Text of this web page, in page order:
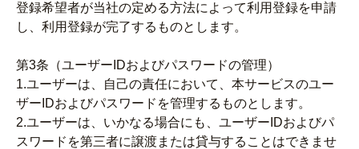
登録希望者が当社の定める方法によって利用登録を申請
し、利用登録が完了するものとします。
第3条（ユーザーIDおよびパスワードの管理）
1.ユーザーは、自己の責任において、本サービスのユー
ザーIDおよびパスワードを管理するものとします。
2.ユーザーは、いかなる場合にも、ユーザーIDおよびパ
スワードを第三者に譲渡または貸与することはできませ